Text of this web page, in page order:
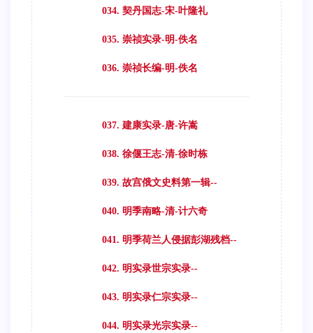
034. 契丹国志-宋-叶隆礼
035. 崇祯实录-明-佚名
036. 崇祯长编-明-佚名
037. 建康实录-唐-许嵩
038. 徐偃王志-清-徐时栋
039. 故宫俄文史料第一辑--
040. 明季南略-清-计六奇
041. 明季荷兰人侵据彭湖残档--
042. 明实录世宗实录--
043. 明实录仁宗实录--
044. 明实录光宗实录--